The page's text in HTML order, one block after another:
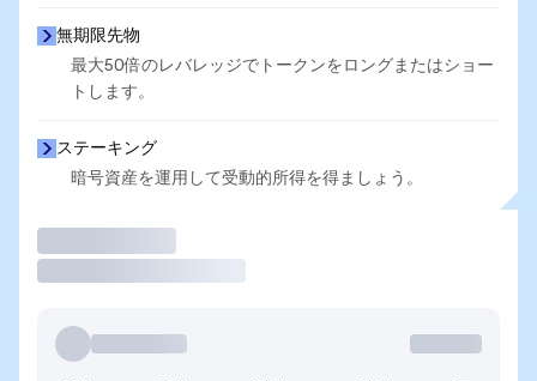
無期限先物
最大50倍のレバレッジでトークンをロングまたはショー
トします。
ステーキング
暗号資産を運用して受動的所得を得ましょう。